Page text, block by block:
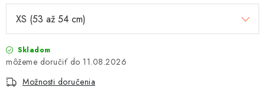
Skladom
11.08.2026
Možnosti doručenia